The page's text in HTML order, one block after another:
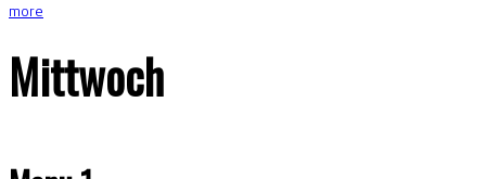
more
Mittwoch